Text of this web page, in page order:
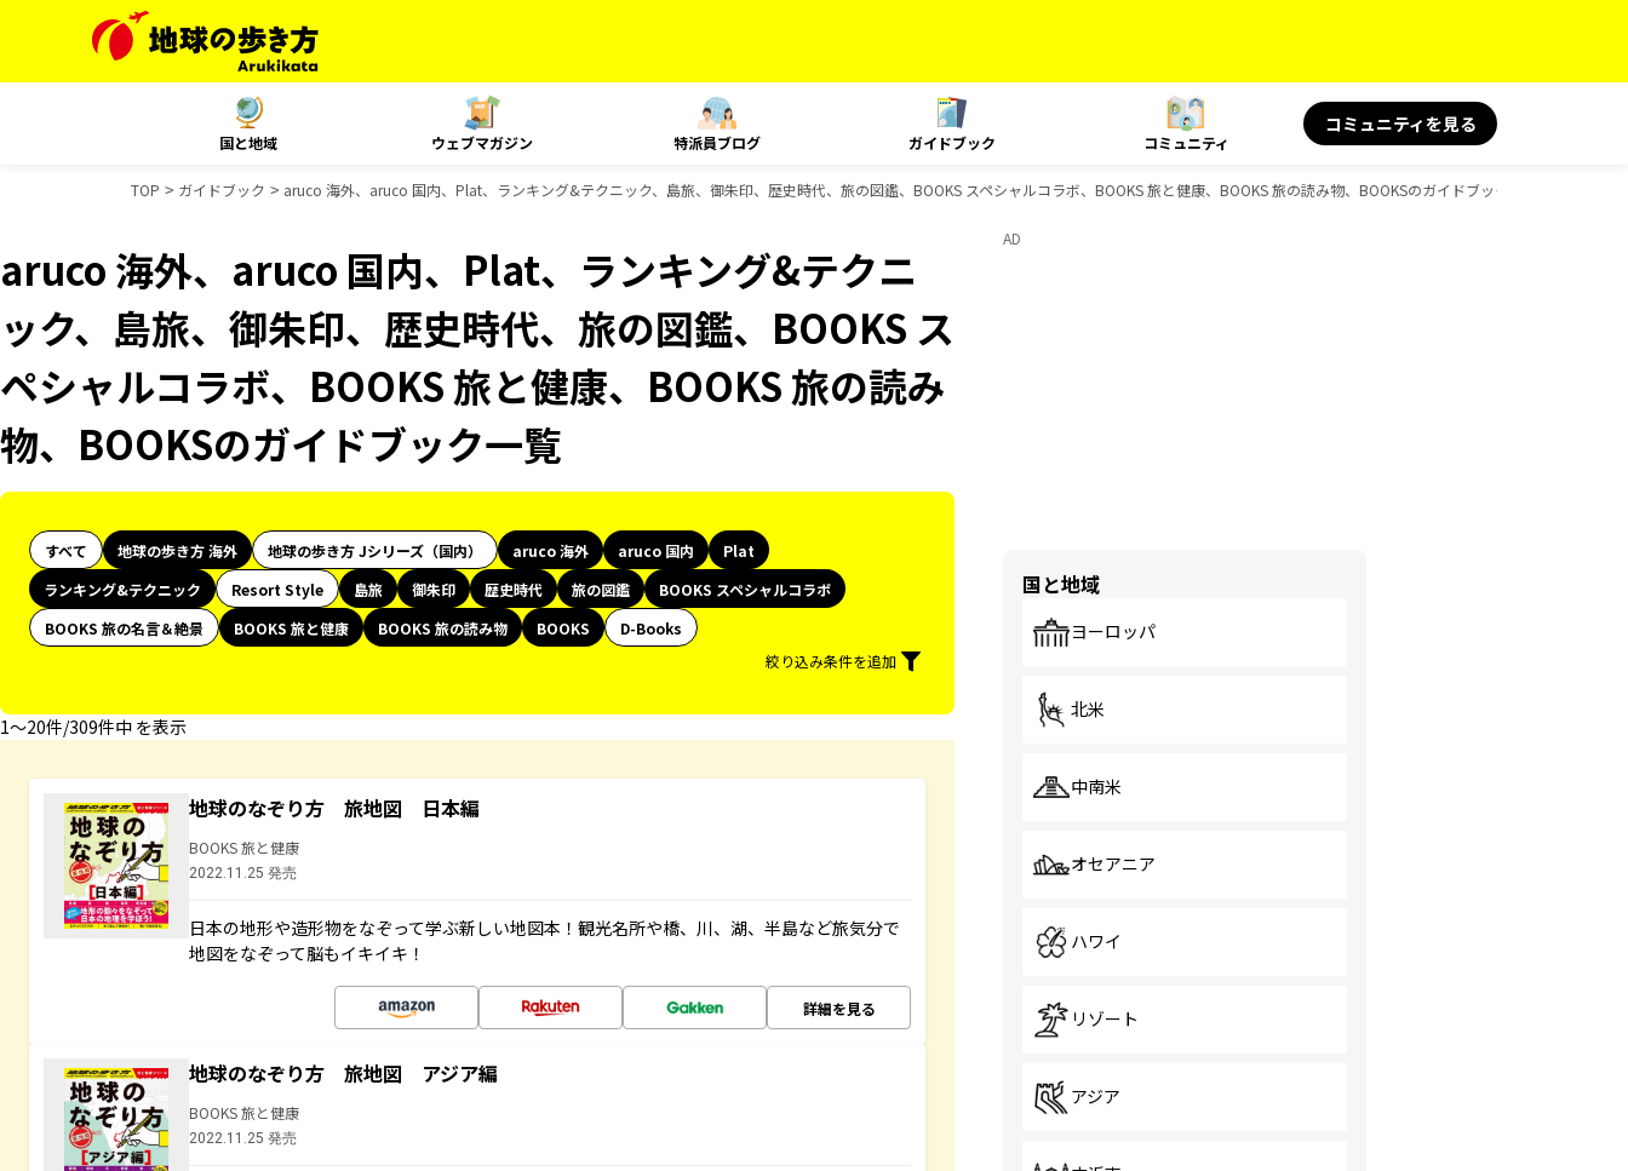
国と地域 ウェブマガジン 特派員ブログ ガイドブック コミュニティ
コミュニティを見る
TOP ガイドブック aruco 海外、aruco 国内、Plat、ランキング&テクニック、島旅、御朱印、歴史時代、旅の図鑑、BOOKS スペシャルコラボ、BOOKS 旅と健康、BOOKS 旅の読み物、BOOKSのガイドブック一覧
aruco 海外、aruco 国内、Plat、ランキング&テクニ
ック、島旅、御朱印、歴史時代、旅の図鑑、BOOKS ス
ペシャルコラボ、BOOKS 旅と健康、BOOKS 旅の読み
物、BOOKSのガイドブック一覧
すべて 地球の歩き方 海外 地球の歩き方 Jシリーズ（国内） aruco 海外 aruco 国内
Plat
ランキング&テクニック
Resort Style 島旅 御朱印 歴史時代 旅の図鑑
BOOKS スペシャルコラボ
BOOKS 旅の名言＆絶景
BOOKS 旅と健康 BOOKS 旅の読み物 BOOKS
D-Books
絞り込み条件を追加
1〜20件/309件中 を表示
地球のなぞり方 旅地図 日本編
BOOKS 旅と健康
2022.11.25 発売
日本の地形や造形物をなぞって学ぶ新しい地図本！観光名所や橋、川、湖、半島など旅気分で
地図をなぞって脳もイキイキ！
詳細を見る
地球のなぞり方 旅地図 アジア編
BOOKS 旅と健康
2022.11.25 発売
AD
国と地域
ヨーロッパ
北米
中南米
オセアニア
ハワイ
リゾート
アジア